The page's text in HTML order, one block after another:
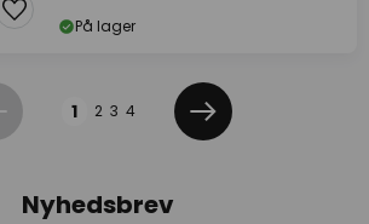
På lager
Forrige 1 2 3 4
Næste
Nyhedsbrev